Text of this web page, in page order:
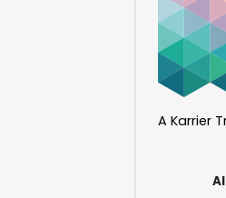
A Karrier
AI